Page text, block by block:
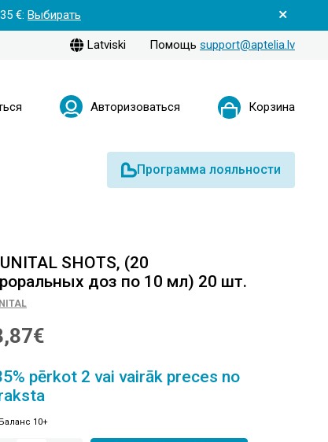
€: Выбирать
Latviski Помощь support@aptelia.lv
Авторизоваться Корзина
Программа лояльности
SHOTS, (20
доз по 10 мл) 20 шт.
pērkot 2 vai vairāk preces no
Баланс 10+